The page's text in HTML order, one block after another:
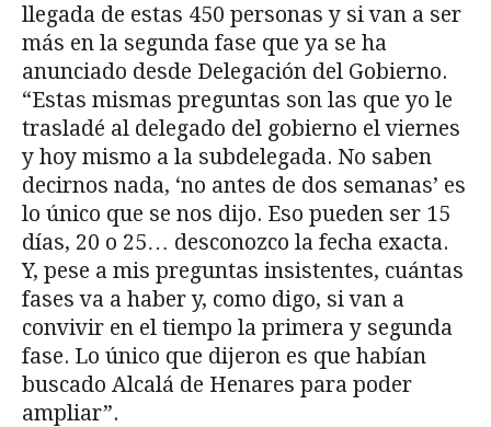
llegada de estas 450 personas y si van a ser
más en la segunda fase que ya se ha
anunciado desde Delegación del Gobierno.
“Estas mismas preguntas son las que yo le
trasladé al delegado del gobierno el viernes
y hoy mismo a la subdelegada. No saben
decirnos nada, ‘no antes de dos semanas’ es
lo único que se nos dijo. Eso pueden ser 15
días, 20 o 25… desconozco la fecha exacta.
Y, pese a mis preguntas insistentes, cuántas
fases va a haber y, como digo, si van a
convivir en el tiempo la primera y segunda
fase. Lo único que dijeron es que habían
buscado Alcalá de Henares para poder
ampliar”.